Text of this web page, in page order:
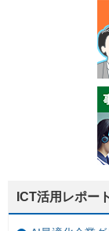
ICT活用レポート